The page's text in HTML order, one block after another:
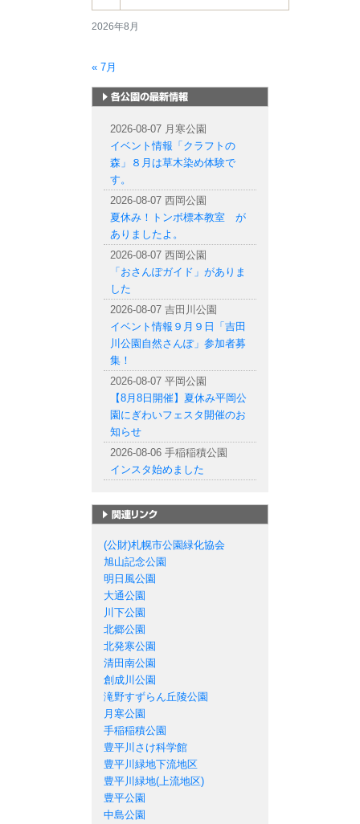
2026年8月
« 7月
2026-08-07 月寒公園
イベント情報「クラフトの
森」８月は草木染め体験で
す。
2026-08-07 西岡公園
夏休み！トンボ標本教室 が
ありましたよ。
2026-08-07 西岡公園
「おさんぽガイド」がありま
した
2026-08-07 吉田川公園
イベント情報９月９日「吉田
川公園自然さんぽ」参加者募
集！
2026-08-07 平岡公園
【8月8日開催】夏休み平岡公
園にぎわいフェスタ開催のお
知らせ
2026-08-06 手稲稲積公園
インスタ始めました
(公財)札幌市公園緑化協会
旭山記念公園
明日風公園
大通公園
川下公園
北郷公園
北発寒公園
清田南公園
創成川公園
滝野すずらん丘陵公園
月寒公園
手稲稲積公園
豊平川さけ科学館
豊平川緑地下流地区
豊平川緑地(上流地区)
豊平公園
中島公園